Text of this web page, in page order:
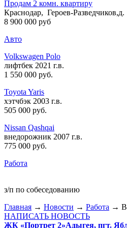
Продам 2 комн. квартиру
Краснодар, Героев-Разведчиков,д.
8 900 000 руб
Авто
Volkswagen Polo
лифтбек 2021 г.в.
1 550 000 руб.
Toyota Yaris
хэтчбэк 2003 г.в.
505 000 руб.
Nissan Qashqai
внедорожник 2007 г.в.
775 000 руб.
Работа
з/п по собеседованию
Главная → Новости → Работа →
НАПИСАТЬ НОВОСТЬ
ЖК «Портрет 2»Адыгея, пгт.